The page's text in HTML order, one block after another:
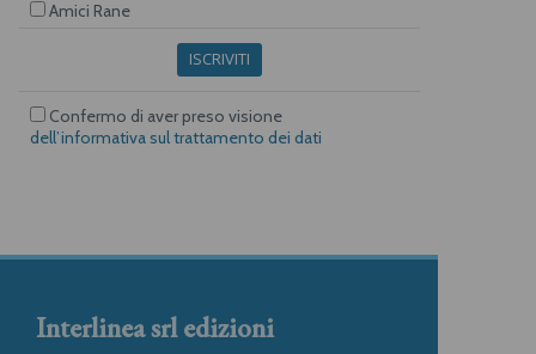
Amici Rane
ISCRIVITI
Confermo di aver preso visione
dell’informativa sul trattamento dei dati
Interlinea srl edizioni